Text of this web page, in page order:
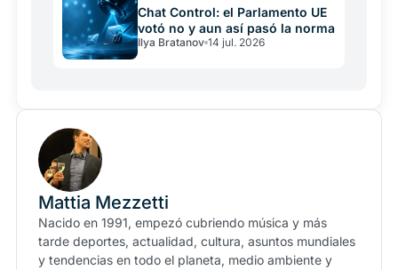
Chat Control: el Parlamento UE
votó no y aun así pasó la norma
Ilya Bratanov 14 jul. 2026
Mattia Mezzetti
Nacido en 1991, empezó cubriendo música y más
tarde deportes, actualidad, cultura, asuntos mundiales
y tendencias en todo el planeta, medio ambiente y